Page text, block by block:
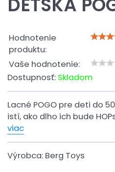
DETSKÁ
Hodnotenie
produktu:
Vaše hodnotenie:
Dostupnosť: Skladom
Lacné POGO pre deti do
istí, ako dlho ich bude
viac
Výrobca: Berg Toys